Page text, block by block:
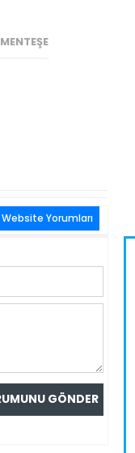
MENTEŞE
Website Yorumları